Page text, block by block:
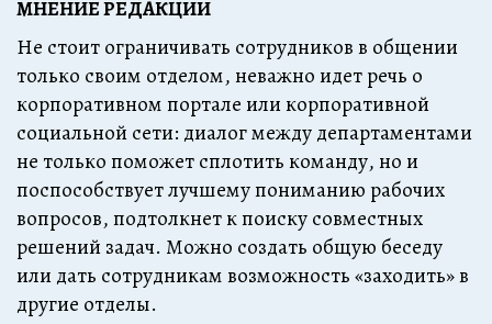
МНЕНИЕ РЕДАКЦИИ
Не стоит ограничивать сотрудников в общении
только своим отделом, неважно идет речь о
корпоративном портале или корпоративной
социальной сети: диалог между департаментами
не только поможет сплотить команду, но и
поспособствует лучшему пониманию рабочих
вопросов, подтолкнет к поиску совместных
решений задач. Можно создать общую беседу
или дать сотрудникам возможность «заходить» в
другие отделы.